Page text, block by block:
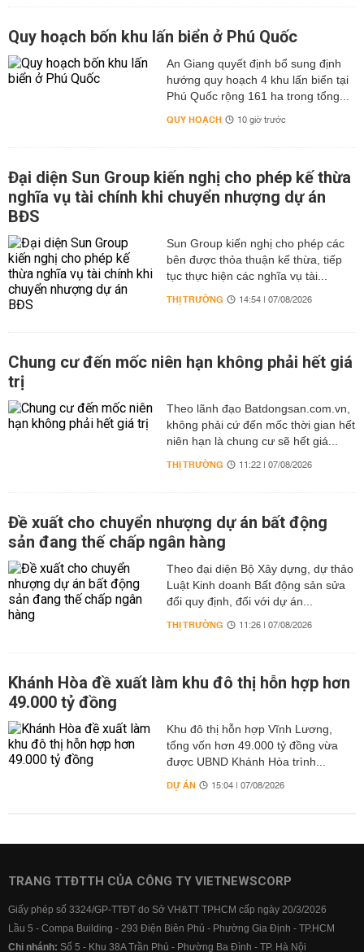
Quy hoạch bốn khu lấn biển ở Phú Quốc
An Giang quyết định bổ sung định
hướng quy hoạch 4 khu lấn biển tại
Phú Quốc rộng 161 ha trong tổng...
QUY HOẠCH 10 giờ trước
Đại diện Sun Group kiến nghị cho phép kế thừa
nghĩa vụ tài chính khi chuyển nhượng dự án
BĐS
Sun Group kiến nghị cho phép các
bên được thỏa thuận kế thừa, tiếp
tục thực hiện các nghĩa vụ tài...
THỊ TRƯỜNG 14:54 | 07/08/2026
Chung cư đến mốc niên hạn không phải hết giá
trị
Theo lãnh đạo Batdongsan.com.vn,
không phải cứ đến mốc thời gian hết
niên hạn là chung cư sẽ hết giá...
THỊ TRƯỜNG 11:22 | 07/08/2026
Đề xuất cho chuyển nhượng dự án bất động
sản đang thế chấp ngân hàng
Theo đại diện Bộ Xây dựng, dự thảo
Luật Kinh doanh Bất động sản sửa
đổi quy định, đối với dự án...
THỊ TRƯỜNG 11:26 | 07/08/2026
Khánh Hòa đề xuất làm khu đô thị hỗn hợp hơn
49.000 tỷ đồng
Khu đô thị hỗn hợp Vĩnh Lương,
tổng vốn hơn 49.000 tỷ đồng vừa
được UBND Khánh Hòa trình...
DỰ ÁN 15:04 | 07/08/2026
TRANG TTĐTTH CỦA CÔNG TY VIETNEWSCORP
Giấy phép số 3324/GP-TTĐT do Sở VH&TT TPHCM cấp ngày 20/3/2026
Lầu 5 - Compa Building - 293 Điện Biên Phủ - Phường Gia Định - TP.HCM
Chi nhánh: Số 5 - Khu 38A Trần Phú - Phường Ba Đình - TP. Hà Nội